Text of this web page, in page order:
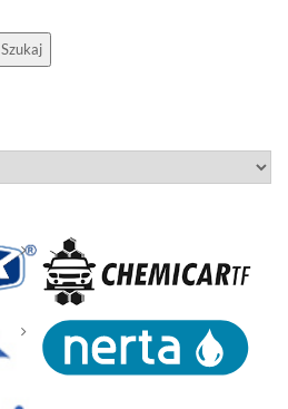
Szukaj